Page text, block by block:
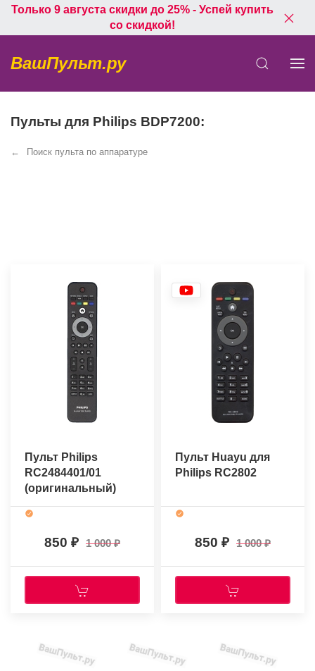
Только 9 августа скидки до 25% - Успей купить
со скидкой!
ВашПульт.ру
Пульты для Philips BDP7200:
Поиск пульта по аппаратуре
Пульт Philips
RC2484401/01
(оригинальный)
850 1 000
Пульт Huayu для
Philips RC2802
850 1 000